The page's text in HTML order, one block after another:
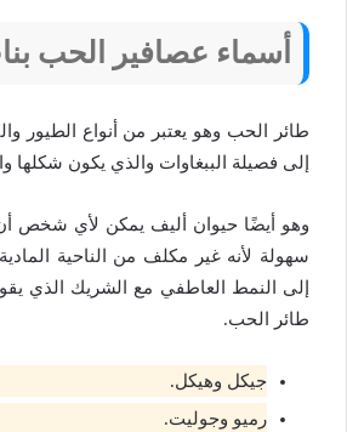
أسماء عصافير الحب
طائر الحب وهو يعتبر من أنواع الطيور
إلى فصيلة الببغاوات والذي يكون شكلها
وهو أيضًا حيوان أليف يمكن لأي شخص أن
سهولة لأنه غير مكلف من الناحية
إلى النمط العاطفي مع الشريك الذي
طائر الحب.
جيكل وهيكل.
رميو وجوليت.